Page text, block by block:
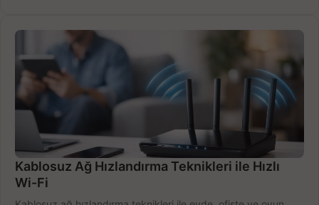
Kablosuz Ağ Hızlandırma Teknikleri ile Hızlı
Wi-Fi